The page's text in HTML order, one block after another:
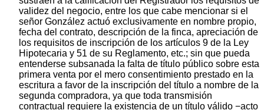
validez del negocio, entre los que cabe mencionar si el
señor González actuó exclusivamente en nombre propio,
fecha del contrato, descripción de la finca, apreciación de
los requisitos de inscripción de los artículos 9 de la Ley
Hipotecaria y 51 de su Reglamento, etc.; sin que pueda
entenderse subsanada la falta de título público sobre esta
primera venta por el mero consentimiento prestado en la
escritura a favor de la inscripción del título a nombre de la
segunda compradora, ya que toda transmisión
contractual requiere la existencia de un título válido −acto